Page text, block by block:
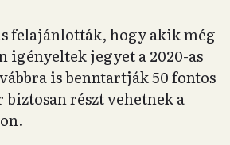
felajánlották, hogy akik még
igényeltek jegyet a 2020-as
is benntartják 50 fontos
részt vehetnek a